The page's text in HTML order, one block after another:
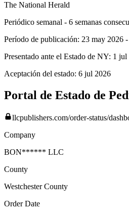
The National Herald
Periódico semanal - 6 semanas
Período de publicación: 23 may 2026 -
Presentado ante el Estado de NY: 1 jul
Aceptación del estado: 6 jul 2026
Portal de Estado de
llcpublishers.com/order-status/
Company
BON****** LLC
County
WestchesterCounty
Order Date